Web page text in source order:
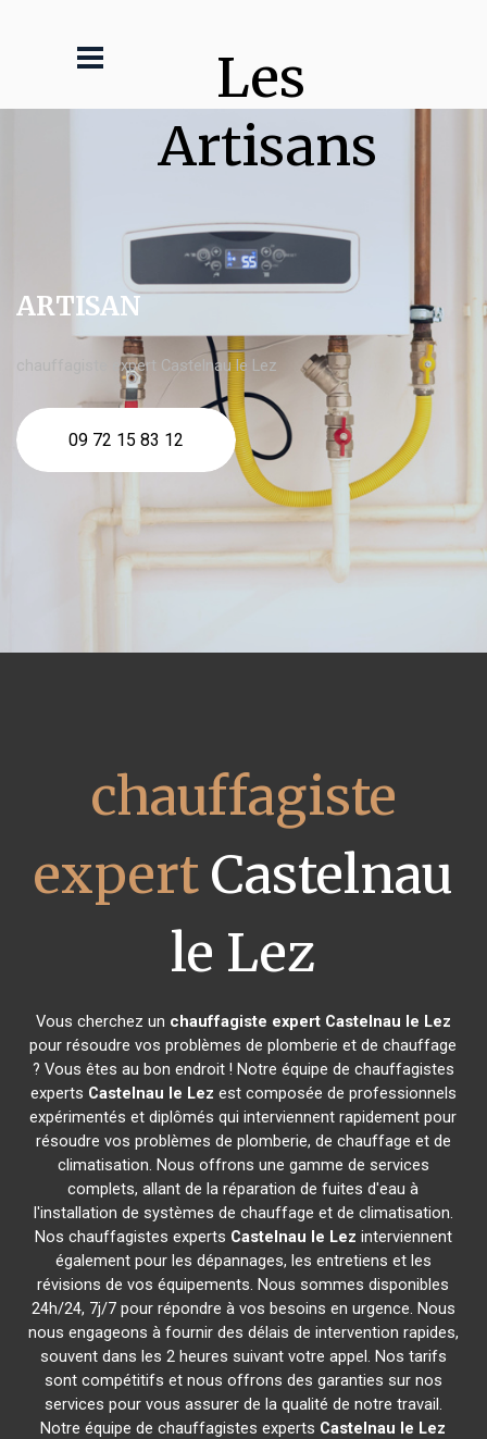
Les
Artisans
ARTISAN
chauffagiste expert Castelnau le Lez
09 72 15 83 12
chauffagiste
expertCastelnau
le Lez
Vous cherchez un chauffagiste expert Castelnau le Lez
pour résoudre vos problèmes de plomberie et de chauffage
? Vous êtes au bon endroit ! Notre équipe de chauffagistes
experts Castelnau le Lez est composée de professionnels
expérimentés et diplômés qui interviennent rapidement pour
résoudre vos problèmes de plomberie, de chauffage et de
climatisation. Nous offrons une gamme de services
complets, allant de la réparation de fuites d'eau à
l'installation de systèmes de chauffage et de climatisation.
Nos chauffagistes experts Castelnau le Lez interviennent
également pour les dépannages, les entretiens et les
révisions de vos équipements. Nous sommes disponibles
24h/24, 7j/7 pour répondre à vos besoins en urgence. Nous
nous engageons à fournir des délais de intervention rapides,
souvent dans les 2 heures suivant votre appel. Nos tarifs
sont compétitifs et nous offrons des garanties sur nos
services pour vous assurer de la qualité de notre travail.
Notre équipe de chauffagistes experts Castelnau le Lez